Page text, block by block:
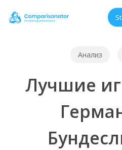
Анализ
Лучшие